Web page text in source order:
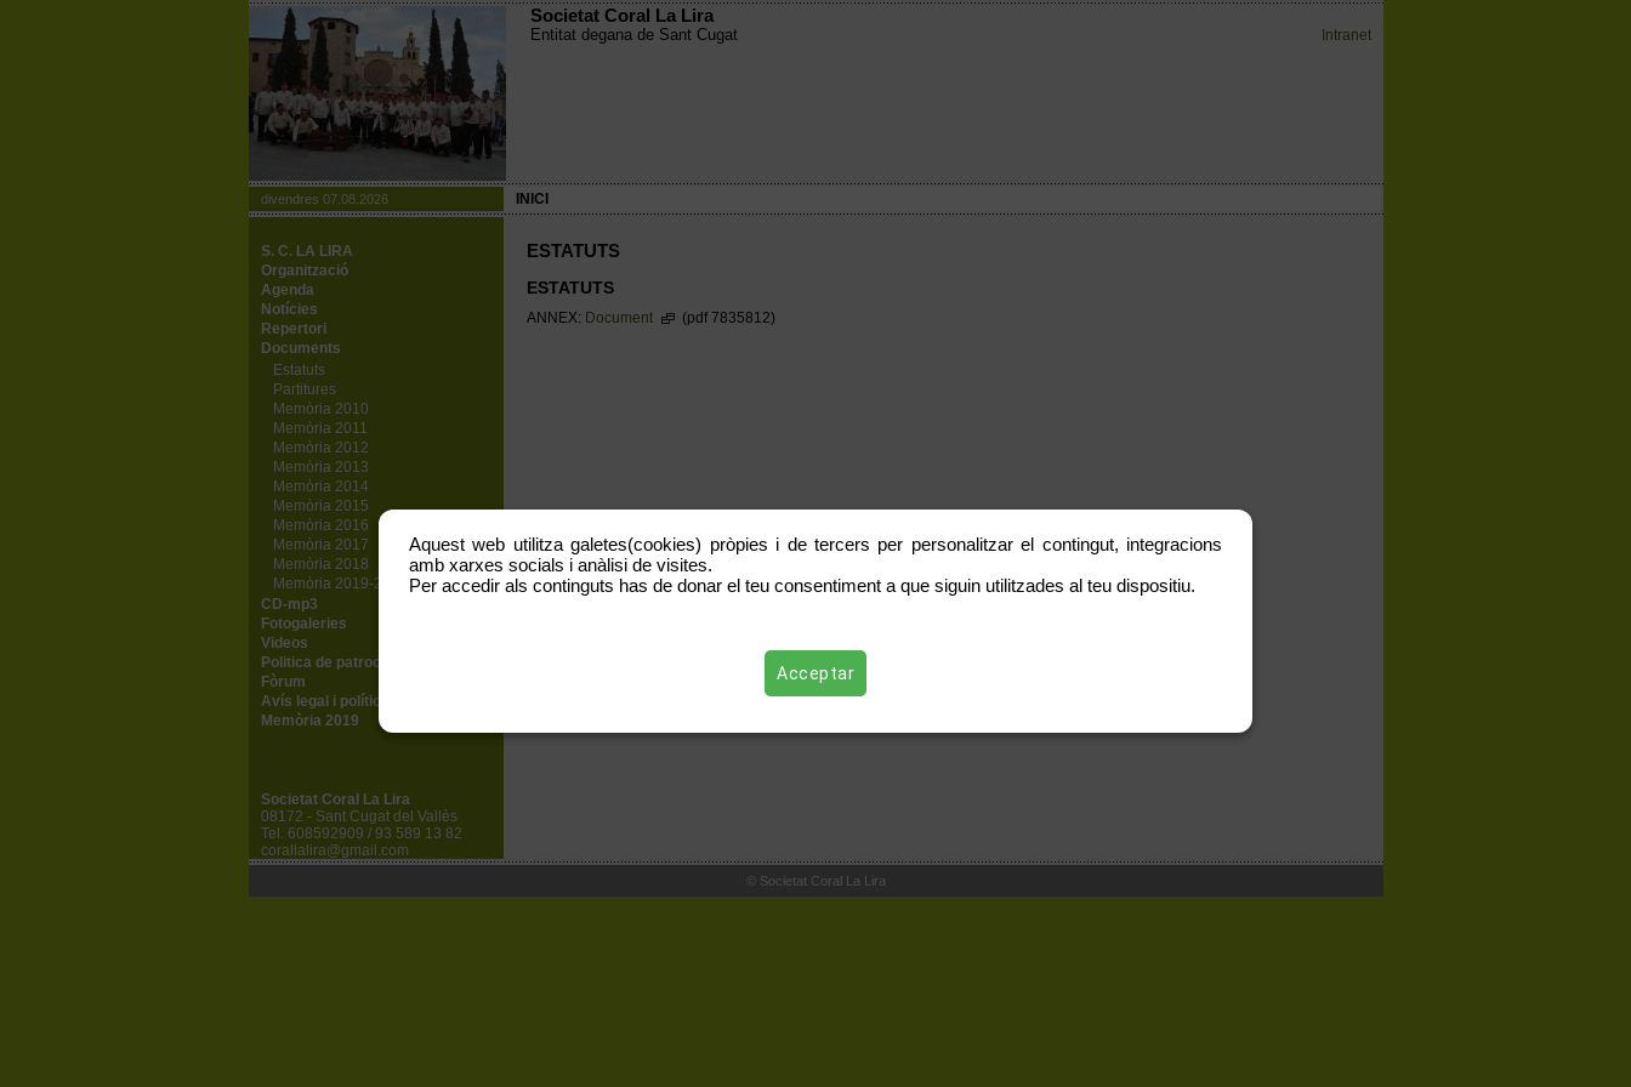
Societat Coral La Lira
Entitat degana de Sant Cugat Intranet
divendres 07.08.2026 INICI
S. C. LA LIRA
Organització
Agenda
Notícies
Repertori
Documents
Estatuts
Partitures
Memòria 2010
Memòria 2011
Memòria 2012
Memòria 2013
Memòria 2014
Memòria 2015
Memòria 2016
Memòria 2017
Memòria 2018
Memòria 2019-2020
CD-mp3
Fotogaleries
Videos
Politica de patrocinis
Fòrum
Avís legal i política de privadesa
Memòria 2019
Societat Coral La Lira
08172 - Sant Cugat del Vallès
Tel. 608592909 / 93 589 13 82
corallalira@gmail.com
ESTATUTS
ESTATUTS
ANNEX: Document (pdf 7835812)
© Societat Coral La Lira
Aquest web utilitza galetes(cookies) pròpies i de tercers per personalitzar el contingut, integracions
amb xarxes socials i anàlisi de visites.
Per accedir als continguts has de donar el teu consentiment a que siguin utilitzades al teu dispositiu.
Acceptar